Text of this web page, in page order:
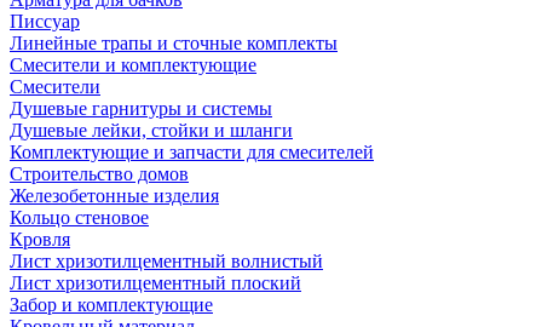
Писсуар
Линейные трапы и сточные комплекты
Смесители и комплектующие
Смесители
Душевые гарнитуры и системы
Душевые лейки, стойки и шланги
Комплектующие и запчасти для смесителей
Строительство домов
Железобетонные изделия
Кольцо стеновое
Кровля
Лист хризотилцементный волнистый
Лист хризотилцементный плоский
Забор и комплектующие